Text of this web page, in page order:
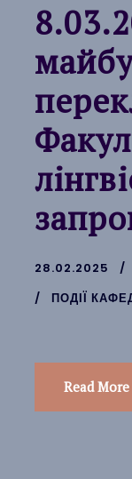
28.02.2025
ПОДІЇ
Read More